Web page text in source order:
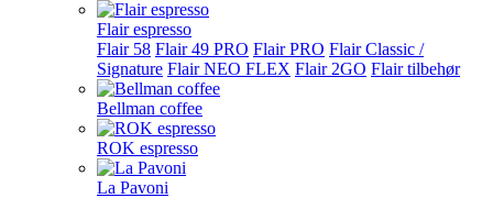
Flair espresso
Flair 58 Flair 49 PRO Flair PRO Flair Classic /
Signature Flair NEO FLEX Flair 2GO Flair tilbehør
Bellman coffee
ROK espresso
La Pavoni